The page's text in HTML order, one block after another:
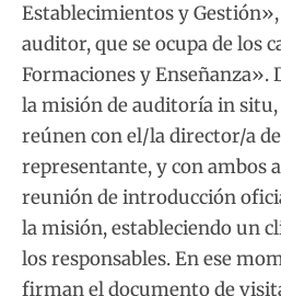
Establecimientos y
auditor, que se ocupa de los
Formaciones y Enseñanza».
la misión de auditoría in
reúnen con el/la director/a
representante, y con ambos
reunión de introducción
la misión, estableciendo un
los responsables. En ese
firman el documento de